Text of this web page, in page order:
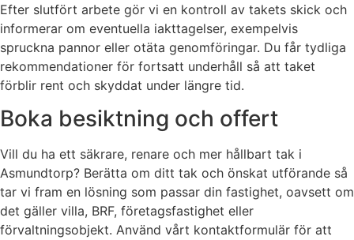
Efter slutfört arbete gör vi en kontroll av takets skick och
informerar om eventuella iakttagelser, exempelvis
spruckna pannor eller otäta genomföringar. Du får tydliga
rekommendationer för fortsatt underhåll så att taket
förblir rent och skyddat under längre tid.
Boka besiktning och offert
Vill du ha ett säkrare, renare och mer hållbart tak i
Asmundtorp? Berätta om ditt tak och önskat utförande så
tar vi fram en lösning som passar din fastighet, oavsett om
det gäller villa, BRF, företagsfastighet eller
förvaltningsobjekt. Använd vårt kontaktformulär för att